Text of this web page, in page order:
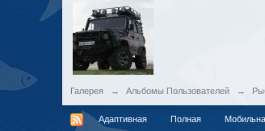
Галерея → Альбомы Пользователей →
Адаптивная Полная